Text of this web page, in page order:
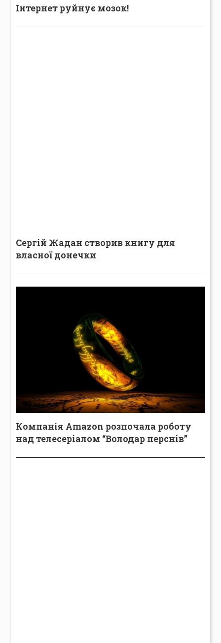
Інтернет руйнує мозок!
Сергій Жадан створив книгу для
власної донечки
Компанія Amazon розпочала роботу
над телесеріалом “Володар перснів”